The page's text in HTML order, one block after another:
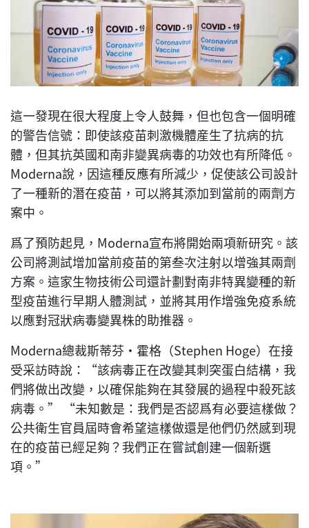
這一發現在很大程度上令人鼓舞，但也包含一個明確
的警告信號：即使該疫苗刺激機體産生了抗病的抗
體，但其抗英國和南非變異病毒的功效也有所降低。
Moderna說，因這種反應有所減少，促使該公司設計
了一種新的潛在疫苗，可以將其添加到當前的兩劑方
案中。
爲了預防起見，Moderna宣布將開始兩項新研究。該
公司將測試增加當前疫苗的第叁次注射以增強其兩劑
方案。這家生物技術公司還計劃對南非特異變種的新
型疫苗進行早期人體測試，並將其用作增強免疫系統
以應對冠狀病毒變異株的助推器。
Moderna總裁斯蒂芬·霍格（Stephen Hoge）在接
受采訪時說：“該病毒正在改變其刺突蛋白結構，我
們將做出改變，以確保能夠在其發展的過程中殺死該
病毒。” “未知數是：我們是否認爲有必要這樣做？
公共衛生官員屆時會希望這樣做還是他們仍然感到現
在的疫苗已經足夠？我們正在嘗試創建一個新選
項。”